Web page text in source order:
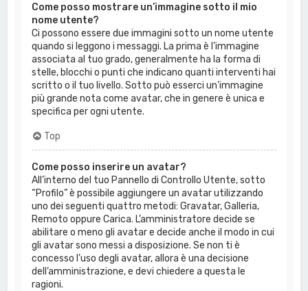
Come posso mostrare un’immagine sotto il mio
nome utente?
Ci possono essere due immagini sotto un nome utente
quando si leggono i messaggi. La prima è l’immagine
associata al tuo grado, generalmente ha la forma di
stelle, blocchi o punti che indicano quanti interventi hai
scritto o il tuo livello. Sotto può esserci un’immagine
più grande nota come avatar, che in genere è unica e
specifica per ogni utente.
Top
Come posso inserire un avatar?
All’interno del tuo Pannello di Controllo Utente, sotto
“Profilo” è possibile aggiungere un avatar utilizzando
uno dei seguenti quattro metodi: Gravatar, Galleria,
Remoto oppure Carica. L’amministratore decide se
abilitare o meno gli avatar e decide anche il modo in cui
gli avatar sono messi a disposizione. Se non ti è
concesso l’uso degli avatar, allora è una decisione
dell’amministrazione, e devi chiedere a questa le
ragioni.